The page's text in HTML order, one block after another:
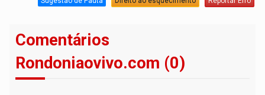
Comentários
Rondoniaovivo.com (0)